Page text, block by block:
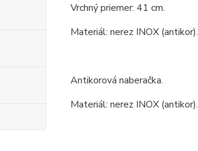
Vrchný priemer: 41 cm.
Materiál: nerez INOX (antikor).
Antikorová naberačka.
Materiál: nerez INOX (antikor).